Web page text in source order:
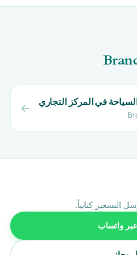
في المركز التجاري
كتابياً.
واتساب